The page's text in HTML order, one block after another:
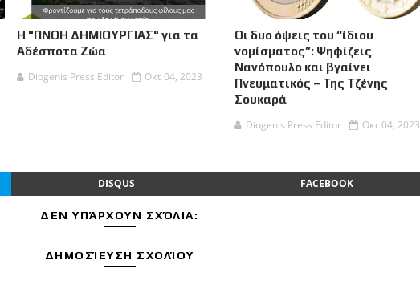
Η "ΠΝΟΗ ΔΗΜΙΟΥΡΓΙΑΣ" για τα
Αδέσποτα Ζώα
Diogenis Press Editor
Οκτ 04, 2023
Οι δυο όψεις του “ίδιου
νομίσματος”: Ψηφίζεις
Νανόπουλο και βγαίνει
Πνευματικός – Της Τζένης
Σουκαρά
Diogenis Press Editor
Οκτ 04, 2023
DISQUS FACEBOOK
ΔΕΝ ΥΠΆΡΧΟΥΝ ΣΧΌΛΙΑ:
ΔΗΜΟΣΊΕΥΣΗ ΣΧΟΛΊΟΥ